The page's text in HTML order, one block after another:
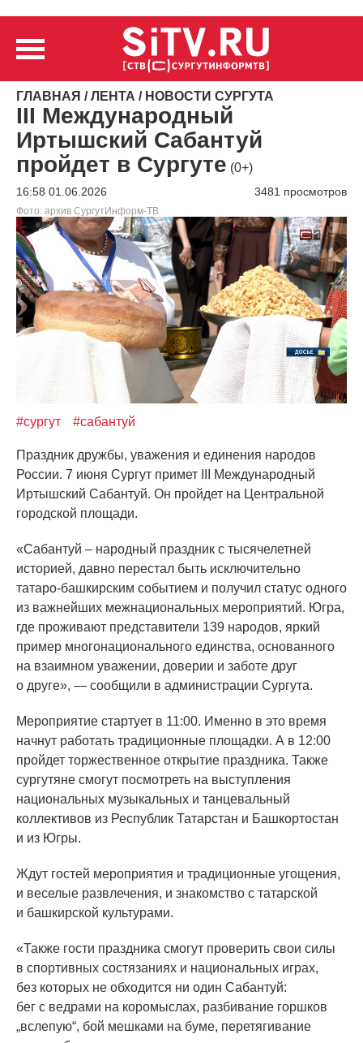
ГЛАВНАЯ /ЛЕНТА / НОВОСТИ СУРГУТА
III Международный
Иртышский Сабантуй
пройдет в Сургуте (0+)
16:58 01.06.2026 3481 просмотров
Фото: архив СургутИнформ-ТВ
#сургут #сабантуй
Праздник дружбы, уважения и единения народов
России. 7 июня Сургут примет III Международный
Иртышский Сабантуй. Он пройдет на Центральной
городской площади.
«Сабантуи ̆ – народный праздник с тысячелетней
историей, давно перестал быть исключительно
татаро‑башкирским событием и получил статус одного
из важнейших межнациональных мероприятий. Югра,
где проживают представители 139 народов, яркий
пример многонационального единства, основанного
на взаимном уважении, доверии и заботе друг
о друге», — сообщили в администрации Сургута.
Мероприятие стартует в 11:00. Именно в это время
начнут работать традиционные площадки. А в 12:00
пройдет торжественное открытие праздника. Также
сургутяне смогут посмотреть на выступления
национальных музыкальных и танцевальный
коллективов из Республик Татарстан и Башкортостан
и из Югры.
Ждут гостей мероприятия и традиционные угощения,
и веселые развлечения, и знакомство с татарской
и башкирской культурами.
«Также гости праздника смогут проверить свои силы
в спортивных состязаниях и национальных играх,
без которых не обходится ни один Сабантуй:
бег с ведрами на коромыслах, разбивание горшков
„вслепую“, бой мешками на буме, перетягивание